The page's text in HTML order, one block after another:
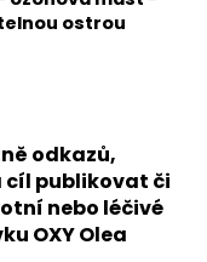
ostrou
odkazů,
cíl publikovat či
nebo léčivé
OXY Olea